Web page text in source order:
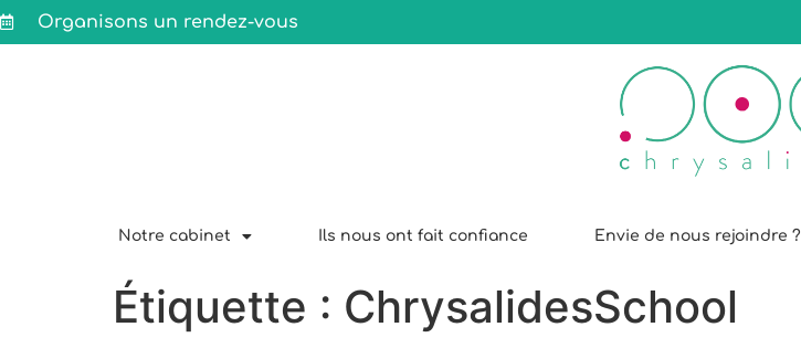
Organisons un rendez-vous
Notre cabinet Ils nous ont fait confiance Envie de nous rejoindre ?
Étiquette : ChrysalidesSchool